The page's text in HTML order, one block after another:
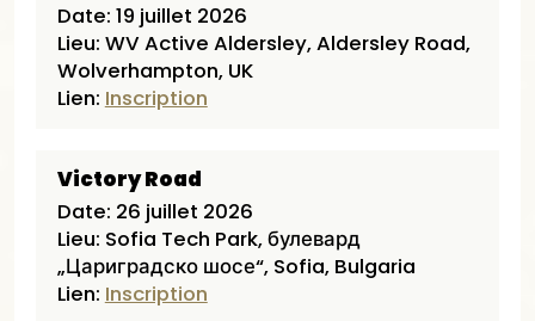
Date: 19 juillet 2026
Lieu: WV Active Aldersley, Aldersley Road,
Wolverhampton, UK
Lien: Inscription
Victory Road
Date: 26 juillet 2026
Lieu: Sofia Tech Park, булевард
„Цариградско шосе“, Sofia, Bulgaria​
Lien: Inscription